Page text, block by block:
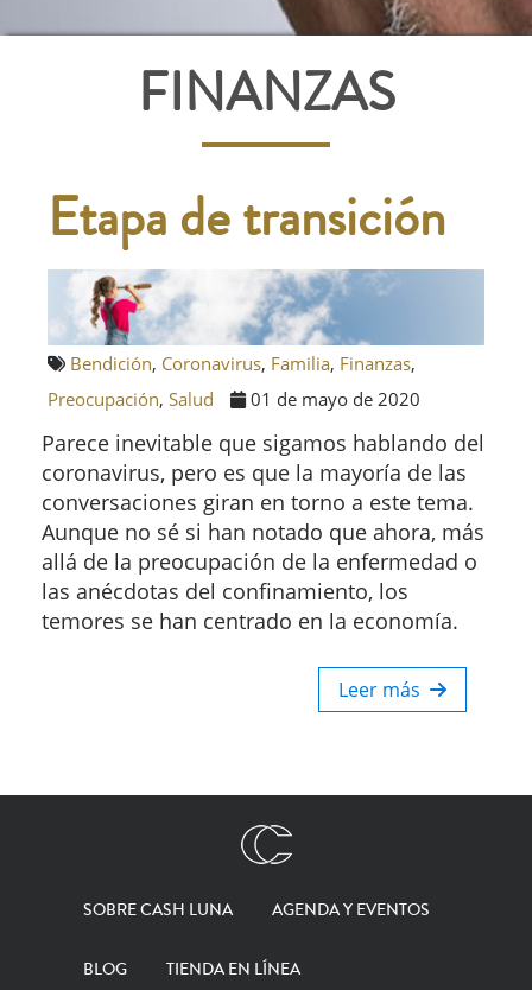
FINANZAS
Etapa de transición
Bendición, Coronavirus, Familia, Finanzas,
Preocupación, Salud 01 de mayo de 2020
Parece inevitable que sigamos hablando del
coronavirus, pero es que la mayoría de las
conversaciones giran en torno a este tema.
Aunque no sé si han notado que ahora, más
allá de la preocupación de la enfermedad o
las anécdotas del confinamiento, los
temores se han centrado en la economía.
Leer más
SOBRE CASH LUNA AGENDA Y EVENTOS
BLOG TIENDA EN LÍNEA